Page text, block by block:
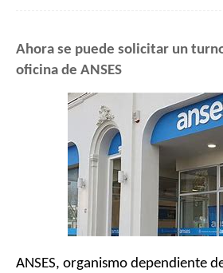
Ahora se puede solicitar un
oficina de ANSES
ANSES, organismo dependiente